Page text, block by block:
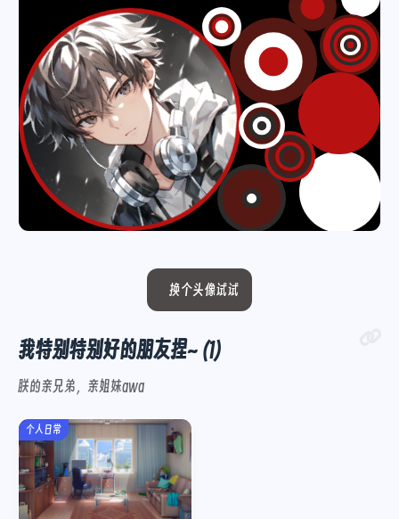
换个头像试试
我特别特别好的朋友捏~ (1)
朕的亲兄弟，亲姐妹awa
个人日常